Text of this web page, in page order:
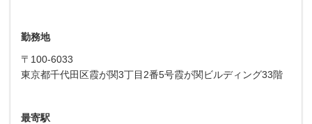
勤務地
〒100-6033
東京都千代田区霞が関3丁目2番5号霞が関ビルディング33階
最寄駅